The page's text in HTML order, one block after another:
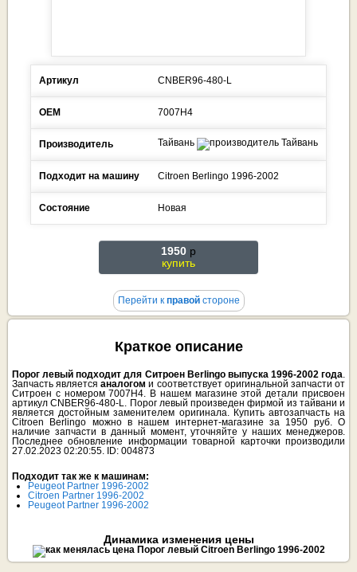
Артикул CNBER96-480-L
ОЕМ 7007H4
Производитель Тайвань
Подходит на машину Citroen Berlingo 1996-2002
Состояние Новая
1950 p
купить
Перейти к правойстороне
Краткое описание
Порог левый подходит для Ситроен Berlingo выпуска 1996-2002 года.
Запчасть являетсяаналогом и соответствует оригинальной запчасти от
Ситроен с номером 7007H4. В нашем магазине этой детали присвоен
артикул CNBER96-480-L. Порог левый произведен фирмой из тайвани и
является достойным заменителем оригинала. Купить автозапчасть на
Citroen Berlingo можно в нашем интернет-магазине за 1950 руб. О
наличие запчасти в данный момент, уточняйте у наших менеджеров.
Последнее обновление информации товарной карточки производили
27.02.2023 02:20:55. ID: 004873
Подходит так же к машинам:
Peugeot Partner 1996-2002
Citroen Partner 1996-2002
Peugeot Partner 1996-2002
Динамика изменения цены